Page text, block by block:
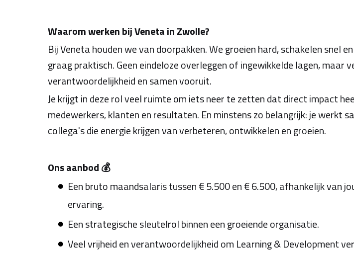
Waarom werken bij Veneta in Zwolle?
Bij Veneta houden we van doorpakken. We groeien hard, schakelen snel
graag praktisch. Geen eindeloze overleggen of ingewikkelde lagen, maar
verantwoordelijkheid en samen vooruit.
Je krijgt in deze rol veel ruimte om iets neer te zetten dat direct impact
medewerkers, klanten en resultaten. En minstens zo belangrijk: je werkt
collega's die energie krijgen van verbeteren, ontwikkelen en groeien.
Ons aanbod 💰
Een bruto maandsalaris tussen € 5.500 en € 6.500, afhankelijk van
ervaring.
Een strategische sleutelrol binnen een groeiende organisatie.
Veel vrijheid en verantwoordelijkheid om Learning & Development